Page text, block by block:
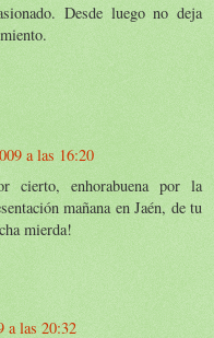
Desde luego no deja
a las 16:20
cierto, enhorabuena por la
mañana en Jaén, de tu
mierda!
a las 20:32